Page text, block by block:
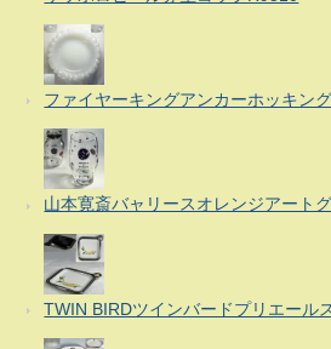
ファイヤーキングアンカーホッキン
山本寛斎バャリースオレンジアート
TWIN BIRDツインバードプリエール